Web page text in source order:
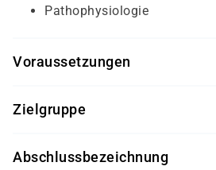
Pathophysiologie
Voraussetzungen
persönliches Gespräch
Kenntnisse der deutschen
Führungszeugnis
Zielgruppe
Zielgruppe, die eine
Abschlussbezeichnung